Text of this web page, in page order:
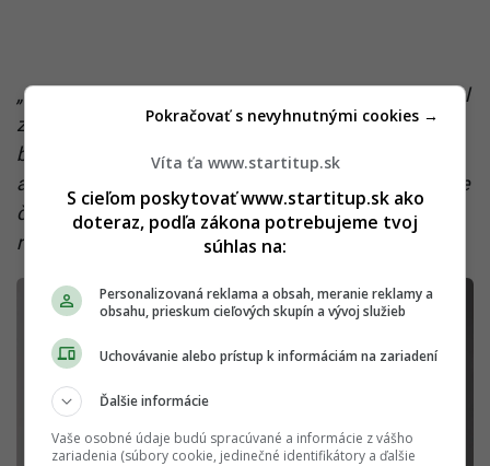
„On likvidoval svojich kumpánov, ktorých podozrieval
z toho, že by mohli donášať, alebo biele kone, ktoré
by ho mohli ohroziť ako páchateľa. A to riešil hneď,
ako zistil, že niečo nie je v poriadku. On nevyberal, že
či ho zlikviduje alebo nie, nevyjednával s ním, ale
rozhodol sa a strieľal.“
Víta ťa www.startitup.sk
S cieľom poskytovať www.startitup.sk ako
doteraz, podľa zákona potrebujeme tvoj
súhlas na:
Personalizovaná reklama a obsah, meranie reklamy a
obsahu, prieskum cieľových skupín a vývoj služieb
Uchovávanie alebo prístup k informáciám na zariadení
Ďalšie informácie
Vaše osobné údaje budú spracúvané a informácie z vášho
zariadenia (súbory cookie, jedinečné identifikátory a ďalšie
Pokračovať s nevyhnutnými cookies →